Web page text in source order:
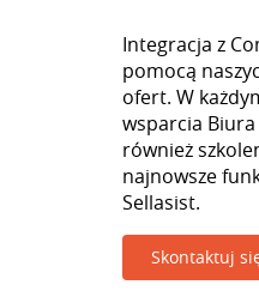
Integracja z
pomocą
ofert. W
wsparcia Biura
również
najnowsze
Sellasist.
Skontaktuj